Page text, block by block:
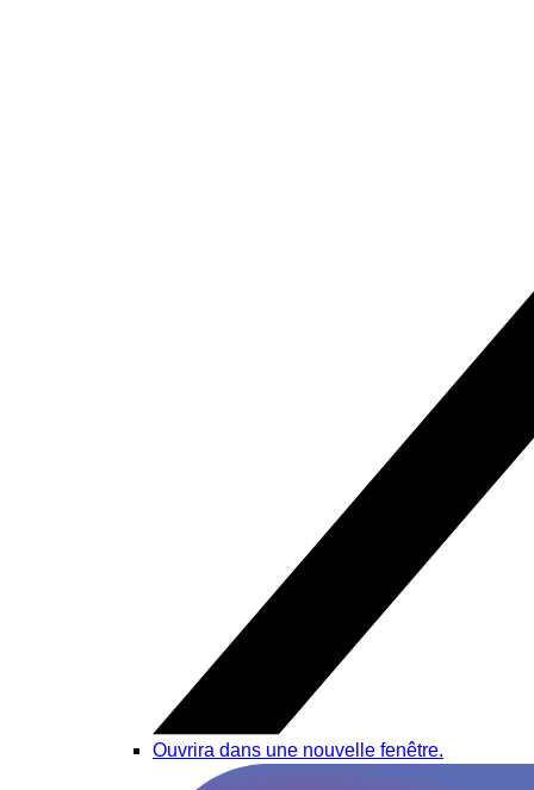
Ouvrira dans une nouvelle fenêtre.